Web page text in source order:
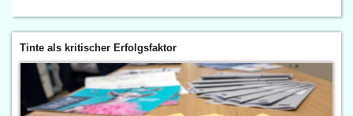
Tinte als kritischer Erfolgsfaktor